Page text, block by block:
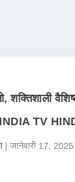
शक्तिशाली
TV
|जानेवारी 17, 2025